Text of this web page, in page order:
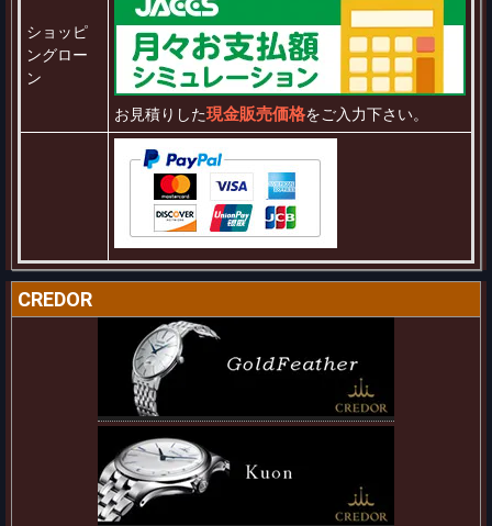
ショッピ
ングロー
ン
お見積りした現金販売価格をご入力下さい。
CREDOR